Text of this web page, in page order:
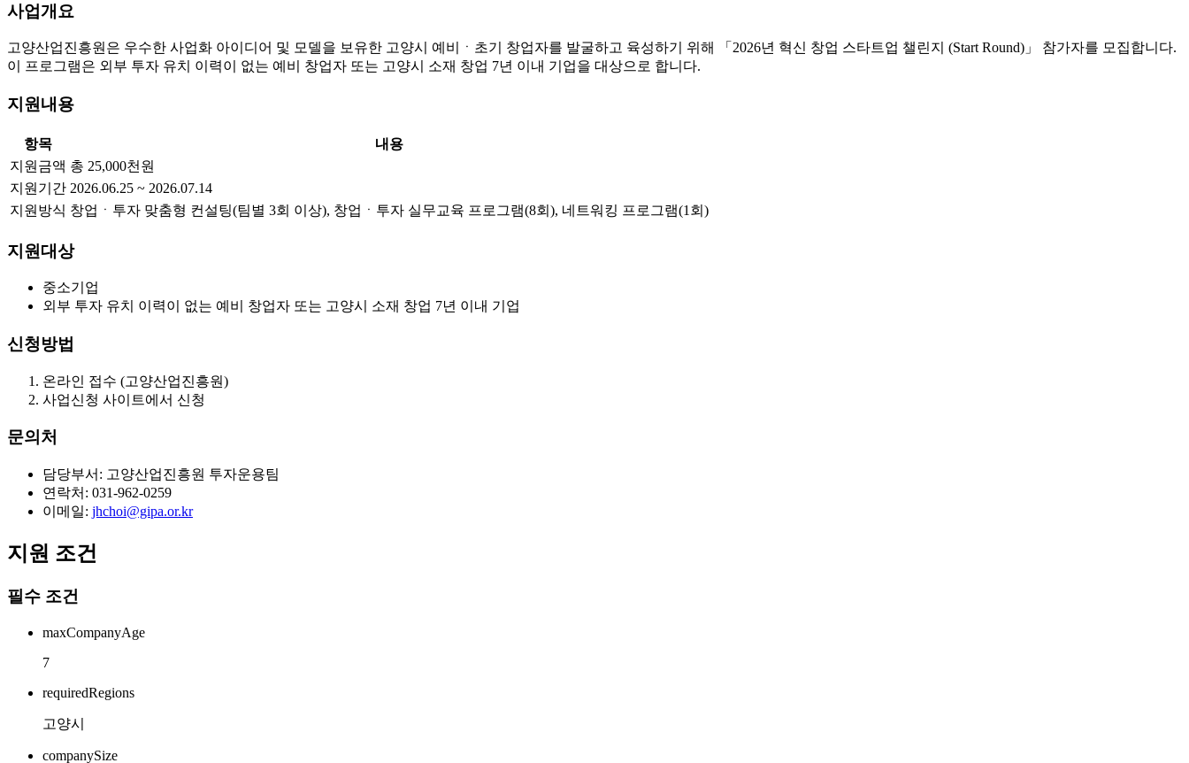
사업개요
고양산업진흥원은 우수한 사업화 아이디어 및 모델을 보유한 고양시 예비ㆍ초기 창업자를 발굴하고 육성하기 위해 「2026년 혁신 창업 스타트업 챌린지 (Start Round)」 참가자를 모집합니다.
이 프로그램은 외부 투자 유치 이력이 없는 예비 창업자 또는 고양시 소재 창업 7년 이내 기업을 대상으로 합니다.
지원내용
항목
내용
지원금액 총 25,000천원
지원기간 2026.06.25 ~ 2026.07.14
지원방식 창업ㆍ투자 맞춤형 컨설팅(팀별 3회 이상), 창업ㆍ투자 실무교육 프로그램(8회), 네트워킹 프로그램(1회)
지원대상
중소기업
외부 투자 유치 이력이 없는 예비 창업자 또는 고양시 소재 창업 7년 이내 기업
신청방법
온라인 접수 (고양산업진흥원)
사업신청 사이트에서 신청
문의처
담당부서: 고양산업진흥원 투자운용팀
연락처: 031-962-0259
이메일: jhchoi@gipa.or.kr
지원 조건
필수 조건
maxCompanyAge
7
requiredRegions
고양시
companySize